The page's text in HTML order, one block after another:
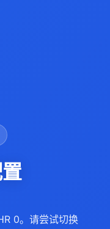
0。请尝试切换